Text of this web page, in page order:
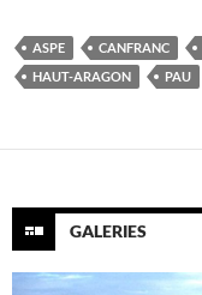
ASPE CANFRANC
HAUT-ARAGON
PAU
GALERIES